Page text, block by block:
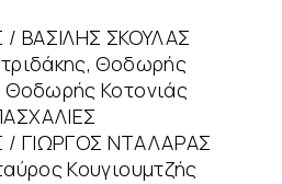
ΒΑΣΙΛΗΣ ΣΚΟΥΛΑΣ
Θοδωρής
Θοδωρής Κοτονιάς
ΓΙΩΡΓΟΣ ΝΤΑΛΑΡΑΣ
Κουγιουμτζής